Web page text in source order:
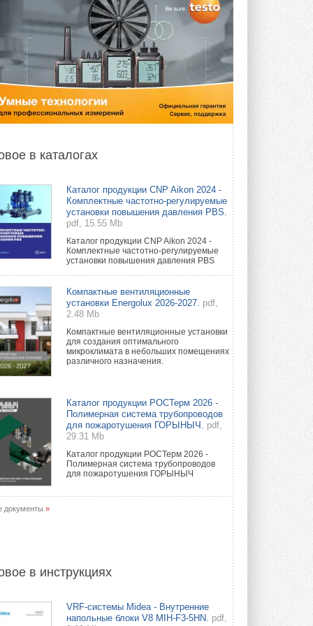
в каталогах
Каталог продукции CNP Aikon 2024 -
Комплектные частотно-регулируемые
установки повышения давления PBS.
pdf, 15.55 Mb
Каталог продукции CNP Aikon 2024 -
Комплектные частотно-регулируемые
установки повышения давления PBS
Компактные вентиляционные
установки Energolux 2026-2027. pdf,
2.48 Mb
Компактные вентиляционные установки
для создания оптимального
микроклимата в небольших помещениях
различного назначения.
Каталог продукции РОСТерм 2026 -
Полимерная система трубопроводов
для пожаротушения ГОРЫНЫЧ.
pdf,
29.31 Mb
Каталог продукции РОСТерм 2026 -
Полимерная система трубопроводов
для пожаротушения ГОРЫНЫЧ
документы »
в инструкциях
VRF-системы Midea - Внутренние
напольные блоки V8 MIH-F3-5HN. pdf,